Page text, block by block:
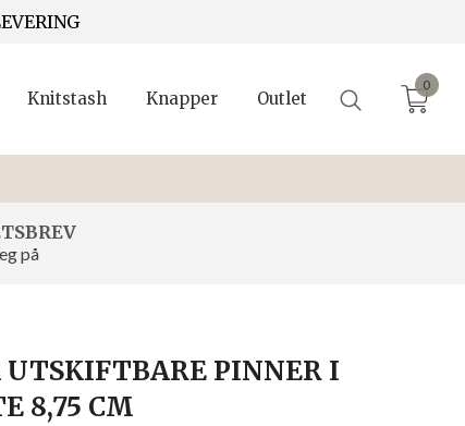
Knitstash Knapper Outlet
0
på
UTSKIFTBARE PINNER I
8,75 CM